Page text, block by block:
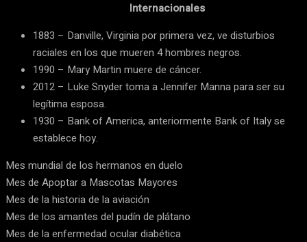
Internacionales
1883 – Danville, Virginia por primera vez, ve disturbios
raciales en los que mueren 4 hombres negros.
1990 – Mary Martin muere de cáncer.
2012 – Luke Snyder toma a Jennifer Manna para ser su
legítima esposa.
1930 – Bank of America, anteriormente Bank of Italy se
establece hoy.
Mes mundial de los hermanos en duelo
Mes de Apoptar a Mascotas Mayores
Mes de la historia de la aviación
Mes de los amantes del pudín de plátano
Mes de la enfermedad ocular diabética